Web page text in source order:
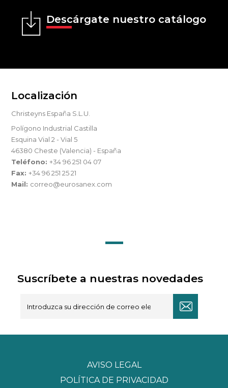
Descárgate nuestro catálogo
Localización
Christeyns España S.L.U.
Polígono Industrial Castilla
Esquina Vial 2 - Vial 5
46380 Cheste (Valencia) - España
Teléfono:+34 96 251 04 07
Fax:+34 96 251 25 21
Mail: correo@eurosanex.com
Suscríbete a nuestras novedades
AVISO LEGAL
POLÍTICA DE PRIVACIDAD